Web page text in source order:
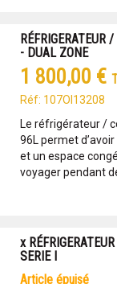
RÉFRIGERATEUR
- DUAL ZONE
1 800,00 €
Réf: 107OI13208
Le réfrigérateur /
96L permet
et un espace
voyager pendant
x
SERIE I
article épuisé